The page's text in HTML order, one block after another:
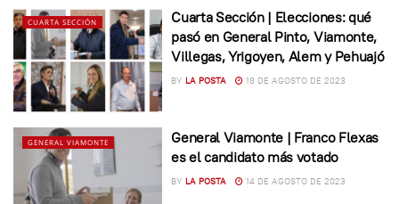
CUARTA SECCIÓN
Cuarta Sección | Elecciones: qué
pasó en General Pinto, Viamonte,
Villegas, Yrigoyen, Alem y Pehuajó
BY LA POSTA 18 DE AGOSTO DE 2023
GENERAL VIAMONTE
General Viamonte | Franco Flexas
es el candidato más votado
BY LA POSTA 14 DE AGOSTO DE 2023